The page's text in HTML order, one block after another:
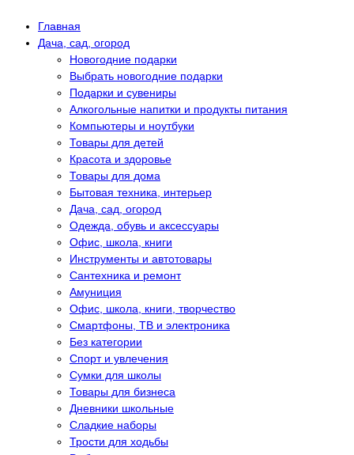
Главная
Дача, сад, огород
Новогодние подарки
Выбрать новогодние подарки
Подарки и сувениры
Алкогольные напитки и продукты питания
Компьютеры и ноутбуки
Товары для детей
Красота и здоровье
Товары для дома
Бытовая техника, интерьер
Дача, сад, огород
Одежда, обувь и аксессуары
Офис, школа, книги
Инструменты и автотовары
Сантехника и ремонт
Амуниция
Офис, школа, книги, творчество
Смартфоны, ТВ и электроника
Без категории
Спорт и увлечения
Сумки для школы
Товары для бизнеса
Дневники школьные
Сладкие наборы
Трости для ходьбы